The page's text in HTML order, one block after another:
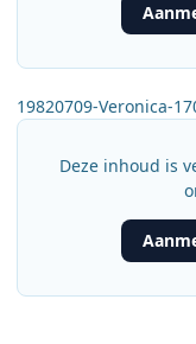
19820709-Veronica-
Deze inhoud is